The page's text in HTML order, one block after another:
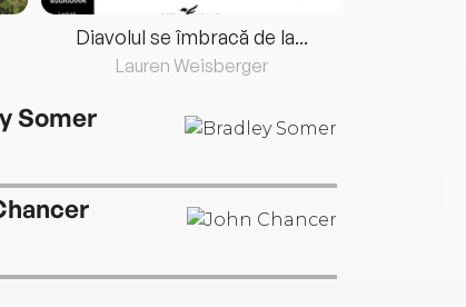
Diavolul se îmbracă de la...
Lauren Weisberger
Somer